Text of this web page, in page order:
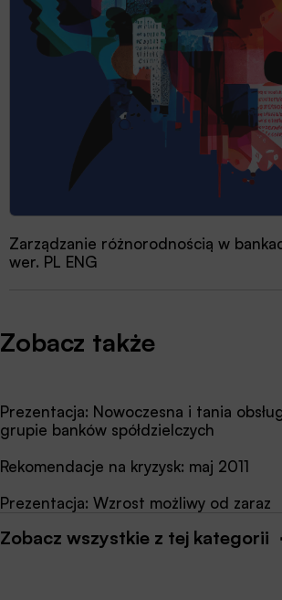
Zarządzanie różnorodnością w
wer. PL ENG
Zobacz także
Prezentacja: Nowoczesna i tania
grupie banków spółdzielczych
Rekomendacje na kryzysk: maj 2011
Prezentacja: Wzrost możliwy od zaraz
Zobacz wszystkie z tej kategorii